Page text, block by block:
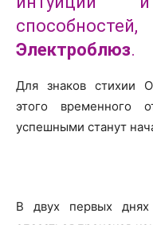
Электроблюз.
Для знаков стихии
этого временного
успешными станут
В двух первых